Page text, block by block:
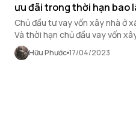
ưu đãi trong thời hạn bao
Chủ đầu tư vay vốn xây nhà ở
Và thời hạn chủ đầu vay vốn
đãi qua bài chia sẻ của
Hữu Phước 17/04/2023